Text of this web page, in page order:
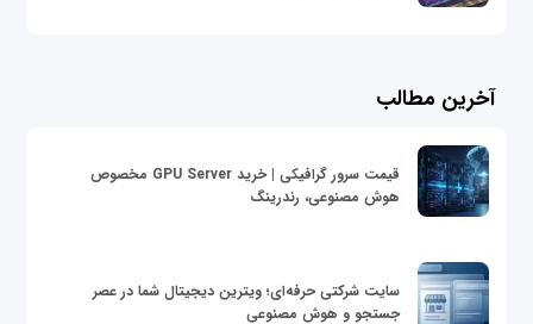
آخرین مطالب
قیمت سرور گرافیکی | خرید GPU Server مخصوص
هوش مصنوعی، رندرینگ
سایت شرکتی حرفه‌ای؛ ویترین دیجیتال شما در عصر
جستجو و هوش مصنوعی